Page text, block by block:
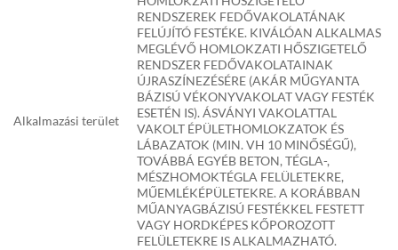
Alkalmazási terület
RENDSZEREK FEDŐVAKOLATÁNAK
FELÚJÍTÓ FESTÉKE. KIVÁLÓAN ALKALMAS
MEGLÉVŐ HOMLOKZATI HŐSZIGETELŐ
RENDSZER FEDŐVAKOLATAINAK
ÚJRASZÍNEZÉSÉRE (AKÁR MŰGYANTA
BÁZISÚ VÉKONYVAKOLAT VAGY FESTÉK
ESETÉN IS). ÁSVÁNYI VAKOLATTAL
VAKOLT ÉPÜLETHOMLOKZATOK ÉS
LÁBAZATOK (MIN. VH 10 MINŐSÉGŰ),
TOVÁBBÁ EGYÉB BETON, TÉGLA-,
MÉSZHOMOKTÉGLA FELÜLETEKRE,
MŰEMLÉKÉPÜLETEKRE. A KORÁBBAN
MŰANYAGBÁZISÚ FESTÉKKEL FESTETT
VAGY HORDKÉPES KŐPOROZOTT
FELÜLETEKRE IS ALKALMAZHATÓ.